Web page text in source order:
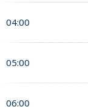
04:00
05:00
06:00